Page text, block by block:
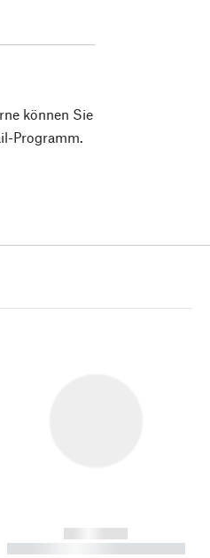
können Sie
Programm.
------------
----------- ----------- ----------